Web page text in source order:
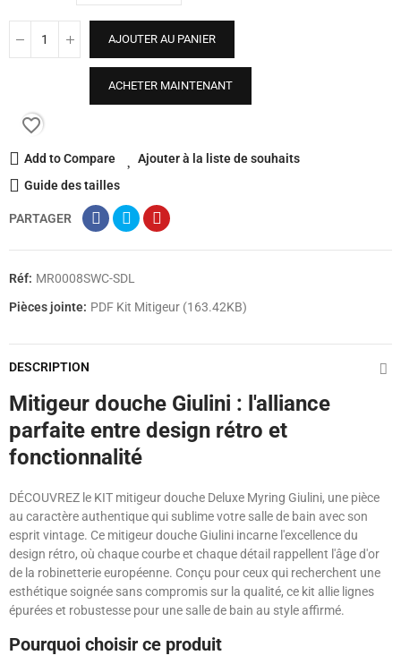
AJOUTER AU PANIER
ACHETER MAINTENANT
favorite_border
Add to Compare
Ajouter à la liste de souhaits
Guide des tailles
PARTAGER
Réf: MR0008SWC-SDL
Pièces jointe: PDF Kit Mitigeur (163.42KB)
DESCRIPTION
Mitigeur douche Giulini : l'alliance
parfaite entre design rétro et
fonctionnalité
DÉCOUVREZ le KIT mitigeur douche Deluxe Myring Giulini, une pièce
au caractère authentique qui sublime votre salle de bain avec son
esprit vintage. Ce mitigeur douche Giulini incarne l'excellence du
design rétro, où chaque courbe et chaque détail rappellent l'âge d'or
de la robinetterie européenne. Conçu pour ceux qui recherchent une
esthétique soignée sans compromis sur la qualité, ce kit allie lignes
épurées et robustesse pour une salle de bain au style affirmé.
Pourquoi choisir ce produit